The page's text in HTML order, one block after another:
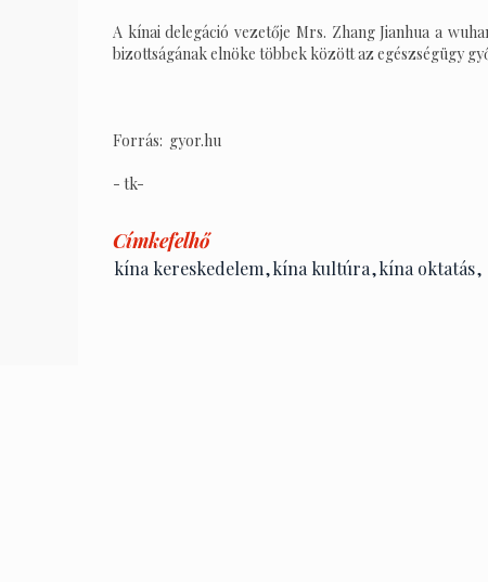
A kínai delegáció vezetője Mrs. Zhang Jianhua a
bizottságának elnöke többek között az egészségügy
Forrás: gyor.hu
- tk-
Címkefelhő
kína kereskedelem,kína kultúra,kína oktatás,